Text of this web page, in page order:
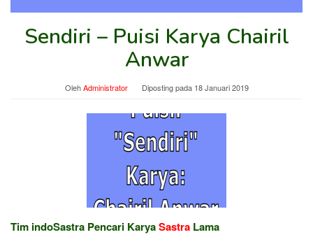
Sendiri – Puisi Karya Chairil
Anwar
OlehAdministrator Diposting pada 18 Januari 2019
Tim indoSastra Pencari KaryaSastra Lama